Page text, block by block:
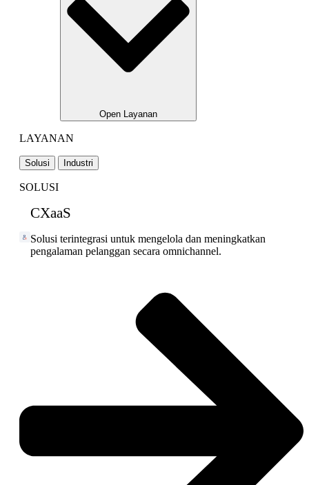
Open Layanan
LAYANAN
Solusi Industri
SOLUSI
CXaaS
Solusi terintegrasi untuk mengelola dan meningkatkan
pengalaman pelanggan secara omnichannel.